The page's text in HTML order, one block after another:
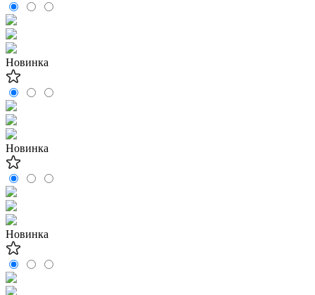
Новинка
Новинка
Новинка